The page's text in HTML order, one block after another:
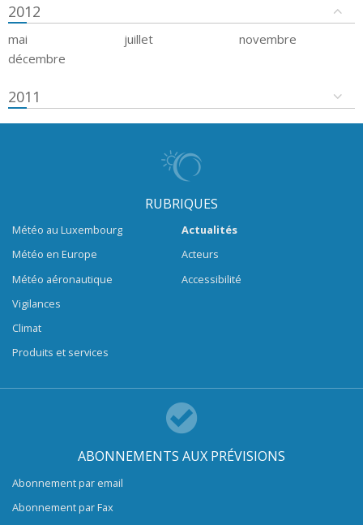
2012
mai juillet
novembre
décembre
2011
RUBRIQUES
Météo au Luxembourg
Météo en Europe
Météo aéronautique
Vigilances
Climat
Produits et services
Actualités
Acteurs
Accessibilité
ABONNEMENTS AUX PRÉVISIONS
Abonnement par email
Abonnement par Fax